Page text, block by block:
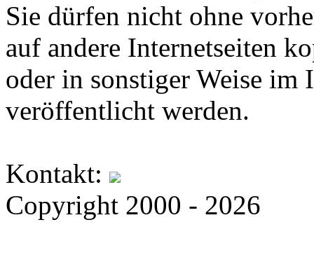
Sie dürfen nicht ohne
auf andere Internetseiten
oder in sonstiger Weise im
veröffentlicht werden.
Kontakt:
Copyright 2000 - 2026